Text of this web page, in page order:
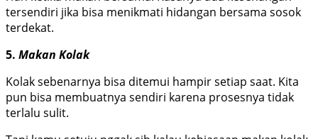
tersendiri jika bisa menikmati hidangan bersama sosok
terdekat.
5. Makan Kolak
Kolak sebenarnya bisa ditemui hampir setiap saat. Kita
pun bisa membuatnya sendiri karena prosesnya tidak
terlalu sulit.